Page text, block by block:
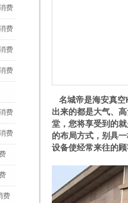
名城帝是海安真空
出来的都是大气、
堂，您将享受到的
的布局方式，别具
设备使经常来往的
费
费
费
费
费
费
费